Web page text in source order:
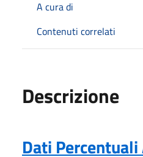
A cura di
Contenuti correlati
Descrizione
Dati